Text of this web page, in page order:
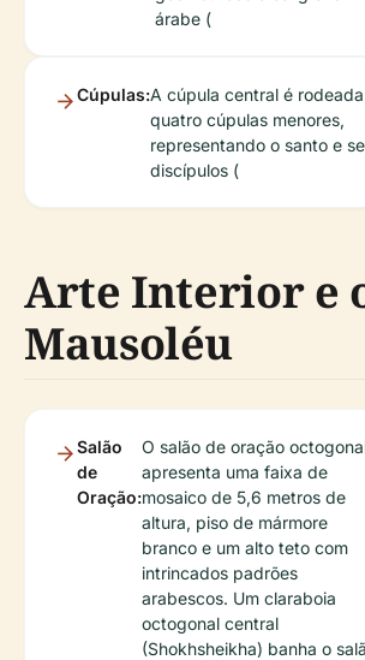
árabe (
Cúpulas:A cúpula central é
quatro cúpulas menores,
representando o santo e
discípulos (
Arte Interior e
Mausoléu
Salão
de
Oração:
O salão de oração
apresenta uma faixa de
mosaico de 5,6 metros de
altura, piso de mármore
branco e um alto teto com
intrincados padrões
arabescos. Um claraboia
octogonal central
(Shokhsheikha) banha o